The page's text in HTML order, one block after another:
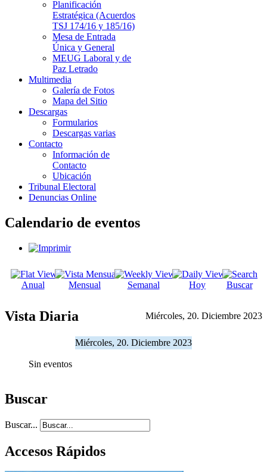
Planificación
Estratégica (Acuerdos
TSJ 174/16 y 185/16)
Mesa de Entrada
Única y General
MEUG Laboral y de
Paz Letrado
Multimedia
Galería de Fotos
Mapa del Sitio
Descargas
Formularios
Descargas varias
Contacto
Información de
Contacto
Ubicación
Tribunal Electoral
Denuncias Online
Calendario de eventos
Anual Mensual Semanal Hoy Buscar
Vista Diaria Miércoles, 20. Diciembre 2023
Miércoles, 20. Diciembre 2023
Sin eventos
Buscar
Buscar...
Accesos Rápidos